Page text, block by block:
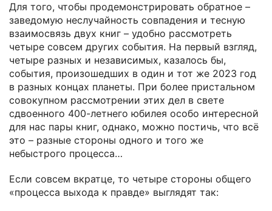
Для того, чтобы продемонстрировать обратное –
заведомую неслучайность совпадения и тесную
взаимосвязь двух книг – удобно рассмотреть
четыре совсем других события. На первый взгляд,
четыре разных и независимых, казалось бы,
события, произошедших в один и тот же 2023 год
в разных концах планеты. При более пристальном
совокупном рассмотрении этих дел в свете
сдвоенного 400-летнего юбилея особо интересной
для нас пары книг, однако, можно постичь, что всё
это – разные стороны одного и того же
небыстрого процесса…
Если совсем вкратце, то четыре стороны общего
«процесса выхода к правде» выглядят так: